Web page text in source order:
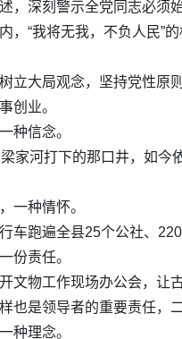
，深刻警示全党同志必须
，“我将无我，不负人民”
立大局观念，坚持党性原
创业。
种信念。
家河打下的那口井，如今
一种情怀。
车跑遍全县25个公社、
份责任。
文物工作现场办公会，让
也是领导者的重要责任，
种理念。